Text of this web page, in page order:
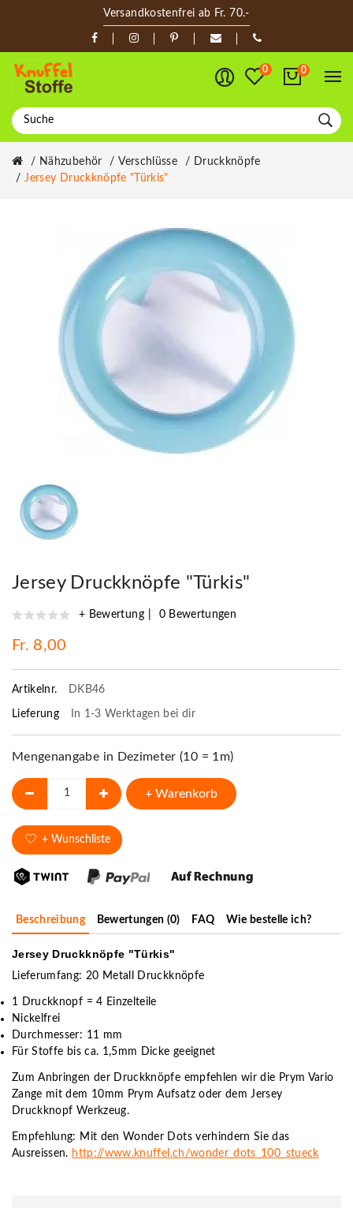
Versandkostenfrei ab Fr. 70.-
0 0
Nähzubehör Verschlüsse
Druckknöpfe
Jersey Druckknöpfe "Türkis"
Jersey Druckknöpfe "Türkis"
+ Bewertung 0 Bewertungen
Fr. 8,00
Artikelnr. DKB46
Lieferung In 1-3 Werktagen bei dir
Mengenangabe in Dezimeter (10 = 1m)
+ Warenkorb
+ Wunschliste
Beschreibung Bewertungen (0) FAQ Wie bestelle ich?
Jersey Druckknöpfe "Türkis"
Lieferumfang: 20 Metall Druckknöpfe
1 Druckknopf = 4 Einzelteile
Nickelfrei
Durchmesser: 11 mm
Für Stoffe bis ca. 1,5mm Dicke geeignet
Zum Anbringen der Druckknöpfe empfehlen wir die Prym Vario
Zange mit dem 10mm Prym Aufsatz oder dem Jersey
Druckknopf Werkzeug.
Empfehlung: Mit den Wonder Dots verhindern Sie das
Ausreissen. http://www.knuffel.ch/wonder_dots_100_stueck